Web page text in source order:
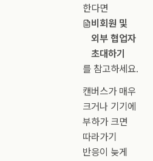
한다면
비회원 및
외부 협업자
초대하기
를 참고하세요.
캔버스가 매우
크거나 기기에
부하가 크면
따라가기
반응이 늦게